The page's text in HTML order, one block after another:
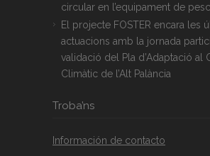
circular en l’equipament de
El projecte FOSTER encara les
actuacions amb la jornada
validació del Pla d’Adaptació al
Climàtic de l’Alt Palància
Troba’ns
Información de contacto